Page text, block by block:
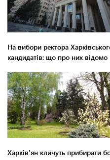
На вибори ректора
кандидатів: що про них відомо
Харків'ян кличуть прибирати